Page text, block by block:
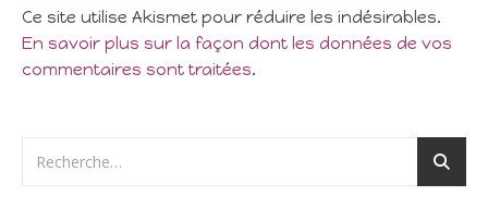
Ce site utilise Akismet pour réduire les indésirables.
En savoir plus sur la façon dont les données de vos
commentaires sont traitées.